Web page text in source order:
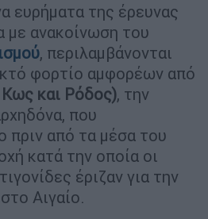
ευρήματα της έρευνας
με ανακοίνωση του
, περιλαμβάνονται
φορτίο αμφορέων από
Κως και Ρόδος), την
που
πριν από τα μέσα του
κατά την οποία οι
έριζαν για την
Αιγαίο.